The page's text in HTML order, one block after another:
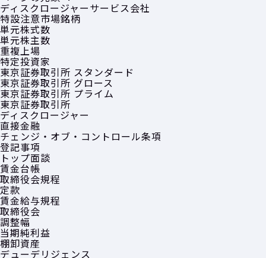
ディスクロージャーサービス会社
特設注意市場銘柄
単元株式数
単元株主数
重複上場
特定投資家
東京証券取引所 スタンダード
東京証券取引所 グロース
東京証券取引所 プライム
東京証券取引所
ディスクロージャー
直接金融
チェンジ・オブ・コントロール条項
登記事項
トップ面談
賃金台帳
取締役会規程
定款
賃金給与規程
取締役会
調整幅
当期純利益
棚卸資産
デューデリジェンス